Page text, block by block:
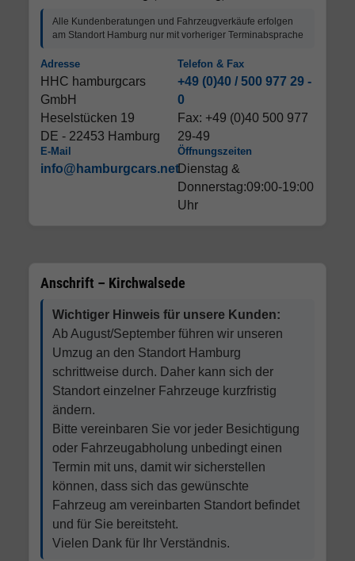
Alle Kundenberatungen und Fahrzeugverkäufe erfolgen
am Standort Hamburg nur mit vorheriger Terminabsprache
Adresse
HHC hamburgcars
GmbH
Heselstücken 19
DE - 22453 Hamburg
Telefon & Fax
+49 (0)40 / 500 977 29 -
0
Fax: +49 (0)40 500 977
29-49
E-Mail
info@hamburgcars.net
Öffnungszeiten
Dienstag &
Donnerstag:09:00-19:00
Uhr
Anschrift – Kirchwalsede
Wichtiger Hinweis für unsere Kunden:
Ab August/September führen wir unseren
Umzug an den Standort Hamburg
schrittweise durch. Daher kann sich der
Standort einzelner Fahrzeuge kurzfristig
ändern.
Bitte vereinbaren Sie vor jeder Besichtigung
oder Fahrzeugabholung unbedingt einen
Termin mit uns, damit wir sicherstellen
können, dass sich das gewünschte
Fahrzeug am vereinbarten Standort befindet
und für Sie bereitsteht.
Vielen Dank für Ihr Verständnis.